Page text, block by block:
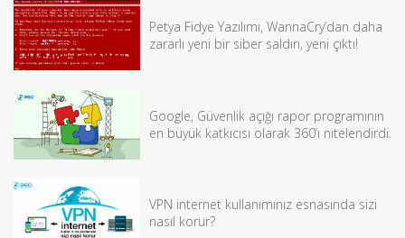
Petya Fidye Yazılımı, WannaCry’dan daha
zararlı yeni bir siber saldırı, yeni çıktı!
Google, Güvenlik açığı rapor programının
en büyük katkıcısı olarak 360’ı nitelendirdi.
VPN internet kullanımınız esnasında sizi
nasıl korur?